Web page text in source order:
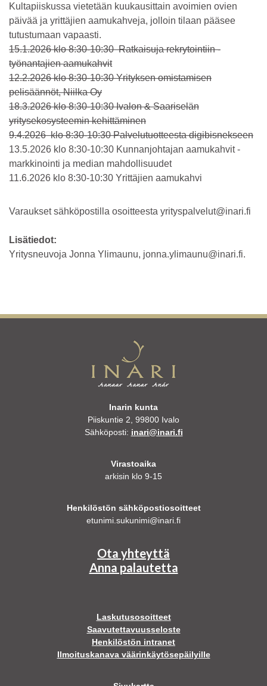
Kultapiiskussa vietetään kuukausittain avoimien ovien
päivää ja yrittäjien aamukahveja, jolloin tilaan pääsee
tutustumaan vapaasti.
15.1.2026 klo 8:30-10:30 Ratkaisuja rekrytointiin -
työnantajien aamukahvit
12.2.2026 klo 8:30-10:30 Yrityksen omistamisen
pelisäännöt, Niilka Oy
18.3.2026 klo 8:30-10:30 Ivalon & Saariselän
yritysekosysteemin kehittäminen
9.4.2026 klo 8:30-10:30 Palvelutuotteesta digibisnekseen
13.5.2026 klo 8:30-10:30 Kunnanjohtajan aamukahvit -
markkinointi ja median mahdollisuudet
11.6.2026 klo 8:30-10:30 Yrittäjien aamukahvi
Varaukset sähköpostilla osoitteesta yrityspalvelut@inari.fi
Lisätiedot:
Yritysneuvoja Jonna Ylimaunu, jonna.ylimaunu@inari.fi.
Inarin kunta
Piiskuntie 2, 99800 Ivalo
Sähköposti: inari@inari.fi
Virastoaika
arkisin klo 9-15
Henkilöstön sähköpostiosoitteet
etunimi.sukunimi@inari.fi
Ota yhteyttä
Anna palautetta
Laskutusosoitteet
Saavutettavuusseloste
Henkilöstön intranet
Ilmoituskanava väärinkäytösepäilyille